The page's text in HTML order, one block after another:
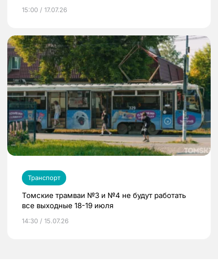
15:00 / 17.07.26
Транспорт
Томские трамваи №3 и №4 не будут работать
все выходные 18-19 июля
14:30 / 15.07.26